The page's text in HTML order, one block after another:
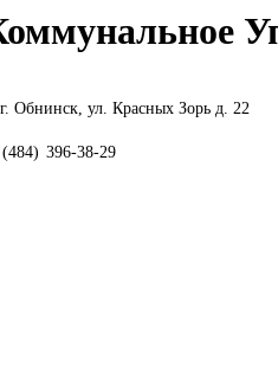
г. Обнинск, ул. Красных Зорь д. 22
(484) 396-38-29